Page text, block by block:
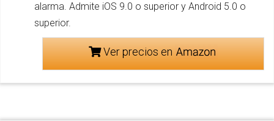
alarma. Admite iOS 9.0 o superior y Android 5.0 o
superior.
Ver precios en